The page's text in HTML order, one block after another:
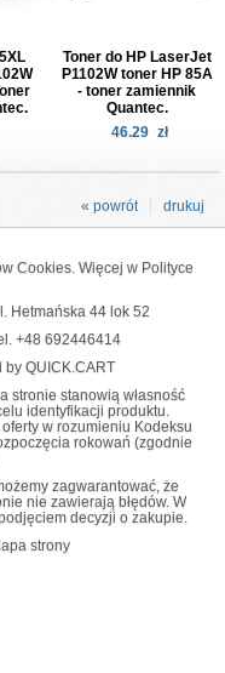
Toner do HP LaserJet
P1102W toner HP 85A
- toner zamiennik
Quantec.
46.29 zł
drukuj
« powrót
Cookies. Więcej w Polityce
Hetmańska 44 lok 52
+48 692446414
by QUICK.CART
stronie stanowią własność
identyfikacji produktu.
w rozumieniu Kodeksu
rokowań (zgodnie
zagwarantować, że
nie zawierają błędów. W
decyzji o zakupie.
strony